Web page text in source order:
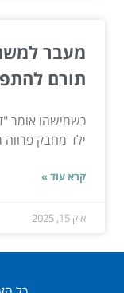
מעבר
תורם
כשמישהו אומר
ילד מחבק פרווה
קרא עוד »
אוק 15, 2025